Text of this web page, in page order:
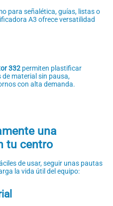
para señalética, guías, listas o
A3 ofrece versatilidad
332 permiten plastificar
material sin pausa,
con alta demanda.
una
tu centro
de usar, seguir unas pautas
la vida útil del equipo: